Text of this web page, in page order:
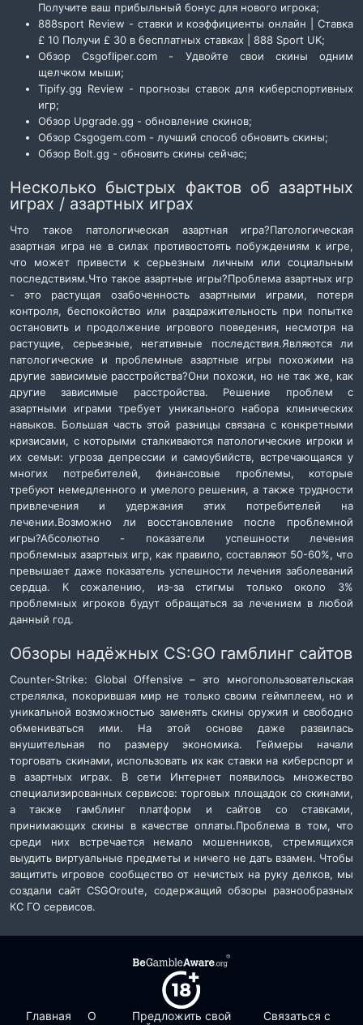
Получите ваш прибыльный бонус для нового игрока;
888sport Review - ставки и коэффициенты онлайн | Ставка
£ 10 Получи £ 30 в бесплатных ставках | 888 Sport UK;
Обзор Csgofliper.com - Удвойте свои скины одним
щелчком мыши;
Tipify.gg Review - прогнозы ставок для киберспортивных
игр;
Обзор Upgrade.gg - обновление скинов;
Обзор Csgogem.com - лучший способ обновить скины;
Обзор Bolt.gg - обновить скины сейчас;
Несколько быстрых фактов об азартных
играх / азартных играх
Что такое патологическая азартная игра?Патологическая
азартная игра не в силах противостоять побуждениям к игре,
что может привести к серьезным личным или социальным
последствиям.Что такое азартные игры?Проблема азартных игр
- это растущая озабоченность азартными играми, потеря
контроля, беспокойство или раздражительность при попытке
остановить и продолжение игрового поведения, несмотря на
растущие, серьезные, негативные последствия.Являются ли
патологические и проблемные азартные игры похожими на
другие зависимые расстройства?Они похожи, но не так же, как
другие зависимые расстройства. Решение проблем с
азартными играми требует уникального набора клинических
навыков. Большая часть этой разницы связана с конкретными
кризисами, с которыми сталкиваются патологические игроки и
их семьи: угроза депрессии и самоубийств, встречающаяся у
многих потребителей, финансовые проблемы, которые
требуют немедленного и умелого решения, а также трудности
привлечения и удержания этих потребителей на
лечении.Возможно ли восстановление после проблемной
игры?Абсолютно - показатели успешности лечения
проблемных азартных игр, как правило, составляют 50-60%, что
превышает даже показатель успешности лечения заболеваний
сердца. К сожалению, из-за стигмы только около 3%
проблемных игроков будут обращаться за лечением в любой
данный год.
Обзоры надёжных CS:GO гамблинг сайтов
Counter-Strike: Global Offensive – это многопользовательская
стрелялка, покорившая мир не только своим геймплеем, но и
уникальной возможностью заменять скины оружия и свободно
обмениваться ими. На этой основе даже развилась
внушительная по размеру экономика. Геймеры начали
торговать скинами, использовать их как ставки на киберспорт и
в азартных играх. В сети Интернет появилось множество
специализированных сервисов: торговых площадок со скинами,
а также гамблинг платформ и сайтов со ставками,
принимающих скины в качестве оплаты.Проблема в том, что
среди них встречается немало мошенников, стремящихся
выудить виртуальные предметы и ничего не дать взамен. Чтобы
защитить игровое сообщество от нечистых на руку делков, мы
создали сайт CSGOroute, содержащий обзоры разнообразных
КС ГО сервисов.
Главная
О
Предложить свой
Связаться с